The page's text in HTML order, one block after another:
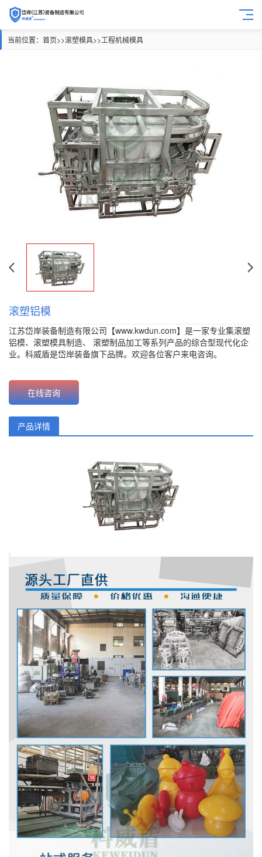
当前位置： 首页>>滚塑模具>>工程机械模具
滚塑铝模
江苏岱岸装备制造有限公司【www.kwdun.com】是一家专业集滚塑
铝模、 滚塑模具制造、 滚塑制品加工等系列产品的综合型现代化企
业。科威盾是岱岸装备旗下品牌。欢迎各位客户来电咨询。
在线咨询
产品详情